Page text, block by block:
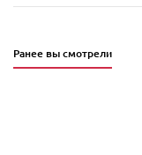
Ранее вы смотрели